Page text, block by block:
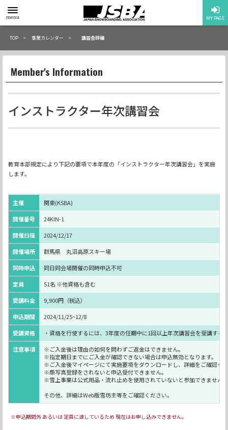
toggle
menu
menu MY PAGE
TOP 事業カレンダー 講習会詳細
Member's Information
インストラクター年次講習会
教育本部規定により下記の要項で本年度の「インストラクター年次講習会」を実施
します。
主催
関東(KSBA)
開催番号
24KIN-1
開催日程
2024/12/17
開催場所
群馬県 丸沼高原スキー場
同時申込
同日同会場開催の同時申込不可
定員
51名 ※他資格も含む
受講料金
9,900円（税込）
申込期間
2024/11/25~12/8
受講資格
・資格を行使するには、3年度の任期中に1回以上年次講習会を受講する
注意事項
※ご入金後は理由の如何を問わずご返金はできません。
※指定期日までにご入金が確認できない場合は申込無効となります。
※ご入金後マイページにて実施要項をダウンロードし、詳細をご確認く
※顔写真登録をされないと申込受付できません。
※雪上事業は公式用品・流れ止めを使用されていないと参加できません。
その他、詳細はWeb版雪坊主等をご確認ください。
※申込期間外 あるいは 定員に達しているため 現在はお申し込みできません。